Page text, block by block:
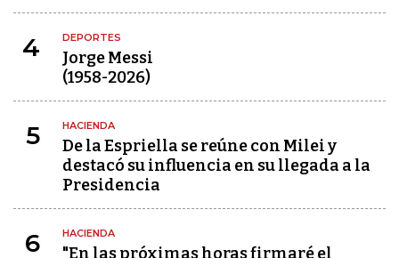
4 DEPORTES
Jorge Messi
(1958-2026)
5 HACIENDA
De la Espriella se reúne con Milei y
destacó su influencia en su llegada a la
Presidencia
6 HACIENDA
"En las próximas horas firmaré el